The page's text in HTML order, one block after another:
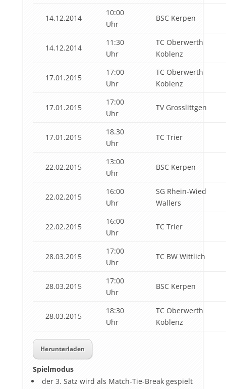
14.12.2014
10:00
Uhr
BSC Kerpen
14.12.2014
11:30
Uhr
TC Oberwerth
Koblenz
17.01.2015
17:00
Uhr
TC Oberwerth
Koblenz
17.01.2015
17:00
Uhr
TV Grosslittgen
17.01.2015
18.30
Uhr
TC Trier
22.02.2015
13:00
Uhr
BSC Kerpen
22.02.2015
16:00
Uhr
SG Rhein-Wied
Wallers
22.02.2015
16:00
Uhr
TC Trier
28.03.2015
17:00
Uhr
TC BW Wittlich
28.03.2015
17:00
Uhr
BSC Kerpen
28.03.2015
18:30
Uhr
TC Oberwerth
Koblenz
Herunterladen
Spielmodus
der 3. Satz wird als Match-Tie-Break gespielt